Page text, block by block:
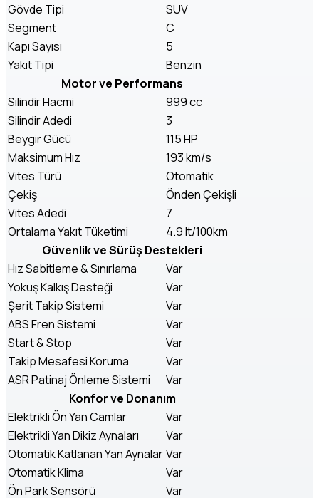
Gövde Tipi
SUV
Segment
C
Kapı Sayısı
5
Yakıt Tipi
Benzin
Motor ve Performans
Silindir Hacmi
999 cc
Silindir Adedi
3
Beygir Gücü
115 HP
Maksimum Hız
193 km/s
Vites Türü
Otomatik
Çekiş
Önden Çekişli
Vites Adedi
7
Ortalama Yakıt Tüketimi
4.9 lt/100km
Güvenlik ve Sürüş Destekleri
Hız Sabitleme & Sınırlama
Var
Yokuş Kalkış Desteği
Var
Şerit Takip Sistemi
Var
ABS Fren Sistemi
Var
Start & Stop
Var
Takip Mesafesi Koruma
Var
ASR Patinaj Önleme Sistemi
Var
Konfor ve Donanım
Elektrikli Ön Yan Camlar
Var
Elektrikli Yan Dikiz Aynaları
Var
Otomatik Katlanan Yan AynalarVar
Otomatik Klima
Var
Ön Park Sensörü
Var